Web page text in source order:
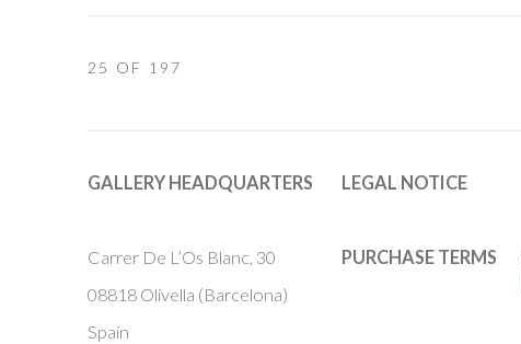
25 OF 197
GALLERY HEADQUARTERS
Carrer De L’Os Blanc, 30
08818 Olivella (Barcelona)
Spain
LEGAL NOTICE
PURCHASE TERMS